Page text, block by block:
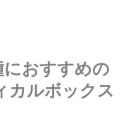
におすすめの
ルボックス